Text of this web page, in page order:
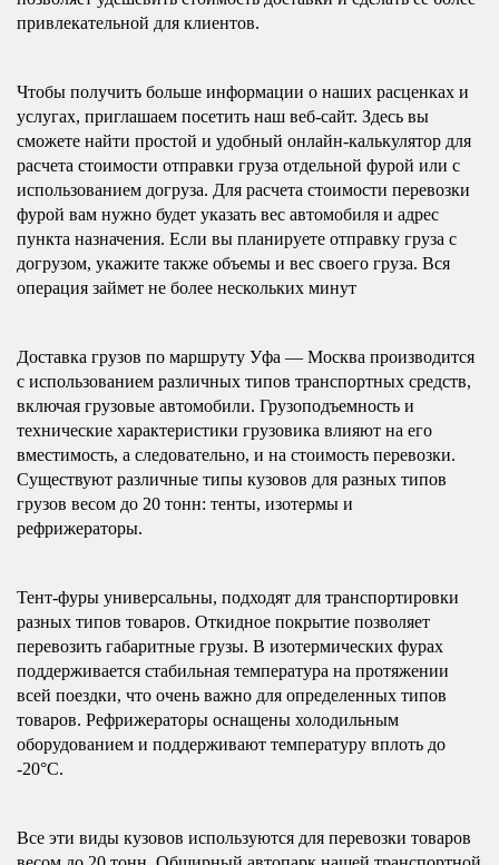
привлекательной для клиентов.
Чтобы получить больше информации о наших расценках и
услугах, приглашаем посетить наш веб-сайт. Здесь вы
сможете найти простой и удобный онлайн-калькулятор для
расчета стоимости отправки груза отдельной фурой или с
использованием догруза. Для расчета стоимости перевозки
фурой вам нужно будет указать вес автомобиля и адрес
пункта назначения. Если вы планируете отправку груза с
догрузом, укажите также объемы и вес своего груза. Вся
операция займет не более нескольких минут
Доставка грузов по маршруту Уфа — Москва производится
с использованием различных типов транспортных средств,
включая грузовые автомобили. Грузоподъемность и
технические характеристики грузовика влияют на его
вместимость, а следовательно, и на стоимость перевозки.
Существуют различные типы кузовов для разных типов
грузов весом до 20 тонн: тенты, изотермы и
рефрижераторы.
Тент-фуры универсальны, подходят для транспортировки
разных типов товаров. Откидное покрытие позволяет
перевозить габаритные грузы. В изотермических фурах
поддерживается стабильная температура на протяжении
всей поездки, что очень важно для определенных типов
товаров. Рефрижераторы оснащены холодильным
оборудованием и поддерживают температуру вплоть до
-20°C.
Все эти виды кузовов используются для перевозки товаров